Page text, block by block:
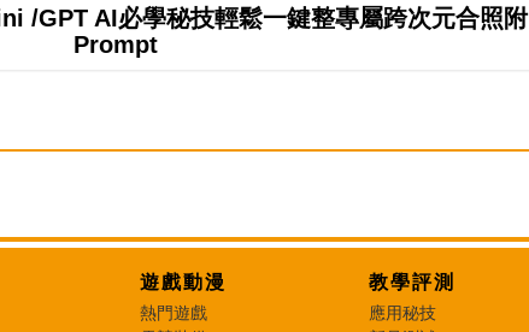
/GPT AI必學秘技輕鬆一鍵整專屬跨次元合照附
Prompt
遊戲動漫
熱門遊戲
教學評測
應用秘技